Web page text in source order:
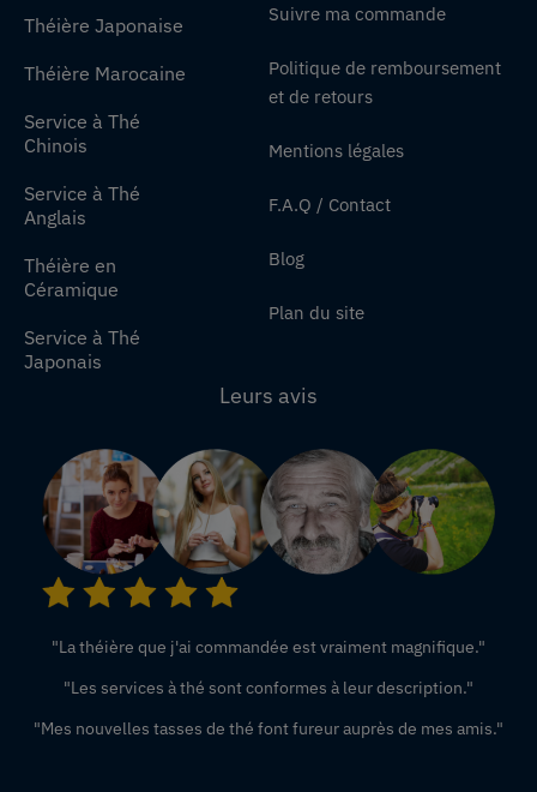
Théière Japonaise
Théière Marocaine
Service à Thé
Chinois
Service à Thé
Anglais
Théière en
Céramique
Service à Thé
Japonais
Suivre ma commande
Politique de remboursement
et de retours
Mentions légales
F.A.Q / Contact
Blog
Plan du site
Leurs avis
"La théière que j'ai commandée est vraiment magnifique."
"Les services à thé sont conformes à leur description."
"Mes nouvelles tasses de thé font fureur auprès de mes amis."